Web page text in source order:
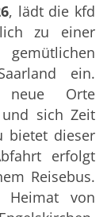
, lädt die kfd
zu einer
ein.
neue Orte
und sich Zeit
bietet dieser
erfolgt
Reisebus.
Heimat von